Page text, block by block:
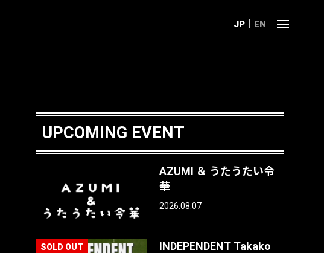
JP EN
UPCOMING EVENT
AZUMI ＆ うたうたい令
華
2026.08.07
INDEPENDENT Takako